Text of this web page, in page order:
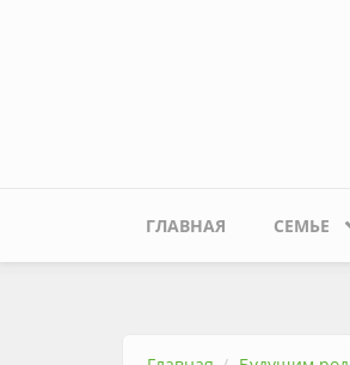
ГЛАВНАЯ СЕМЬЕ